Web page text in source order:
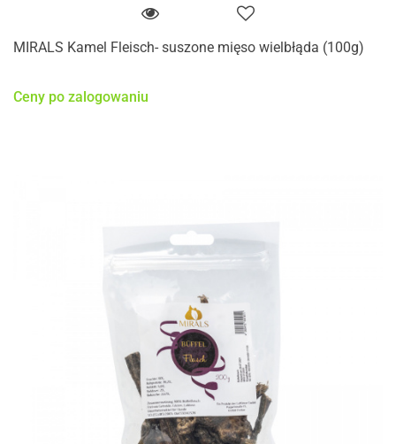
MIRALS Kamel Fleisch- suszone mięso wielbłąda (100g)
Ceny po zalogowaniu